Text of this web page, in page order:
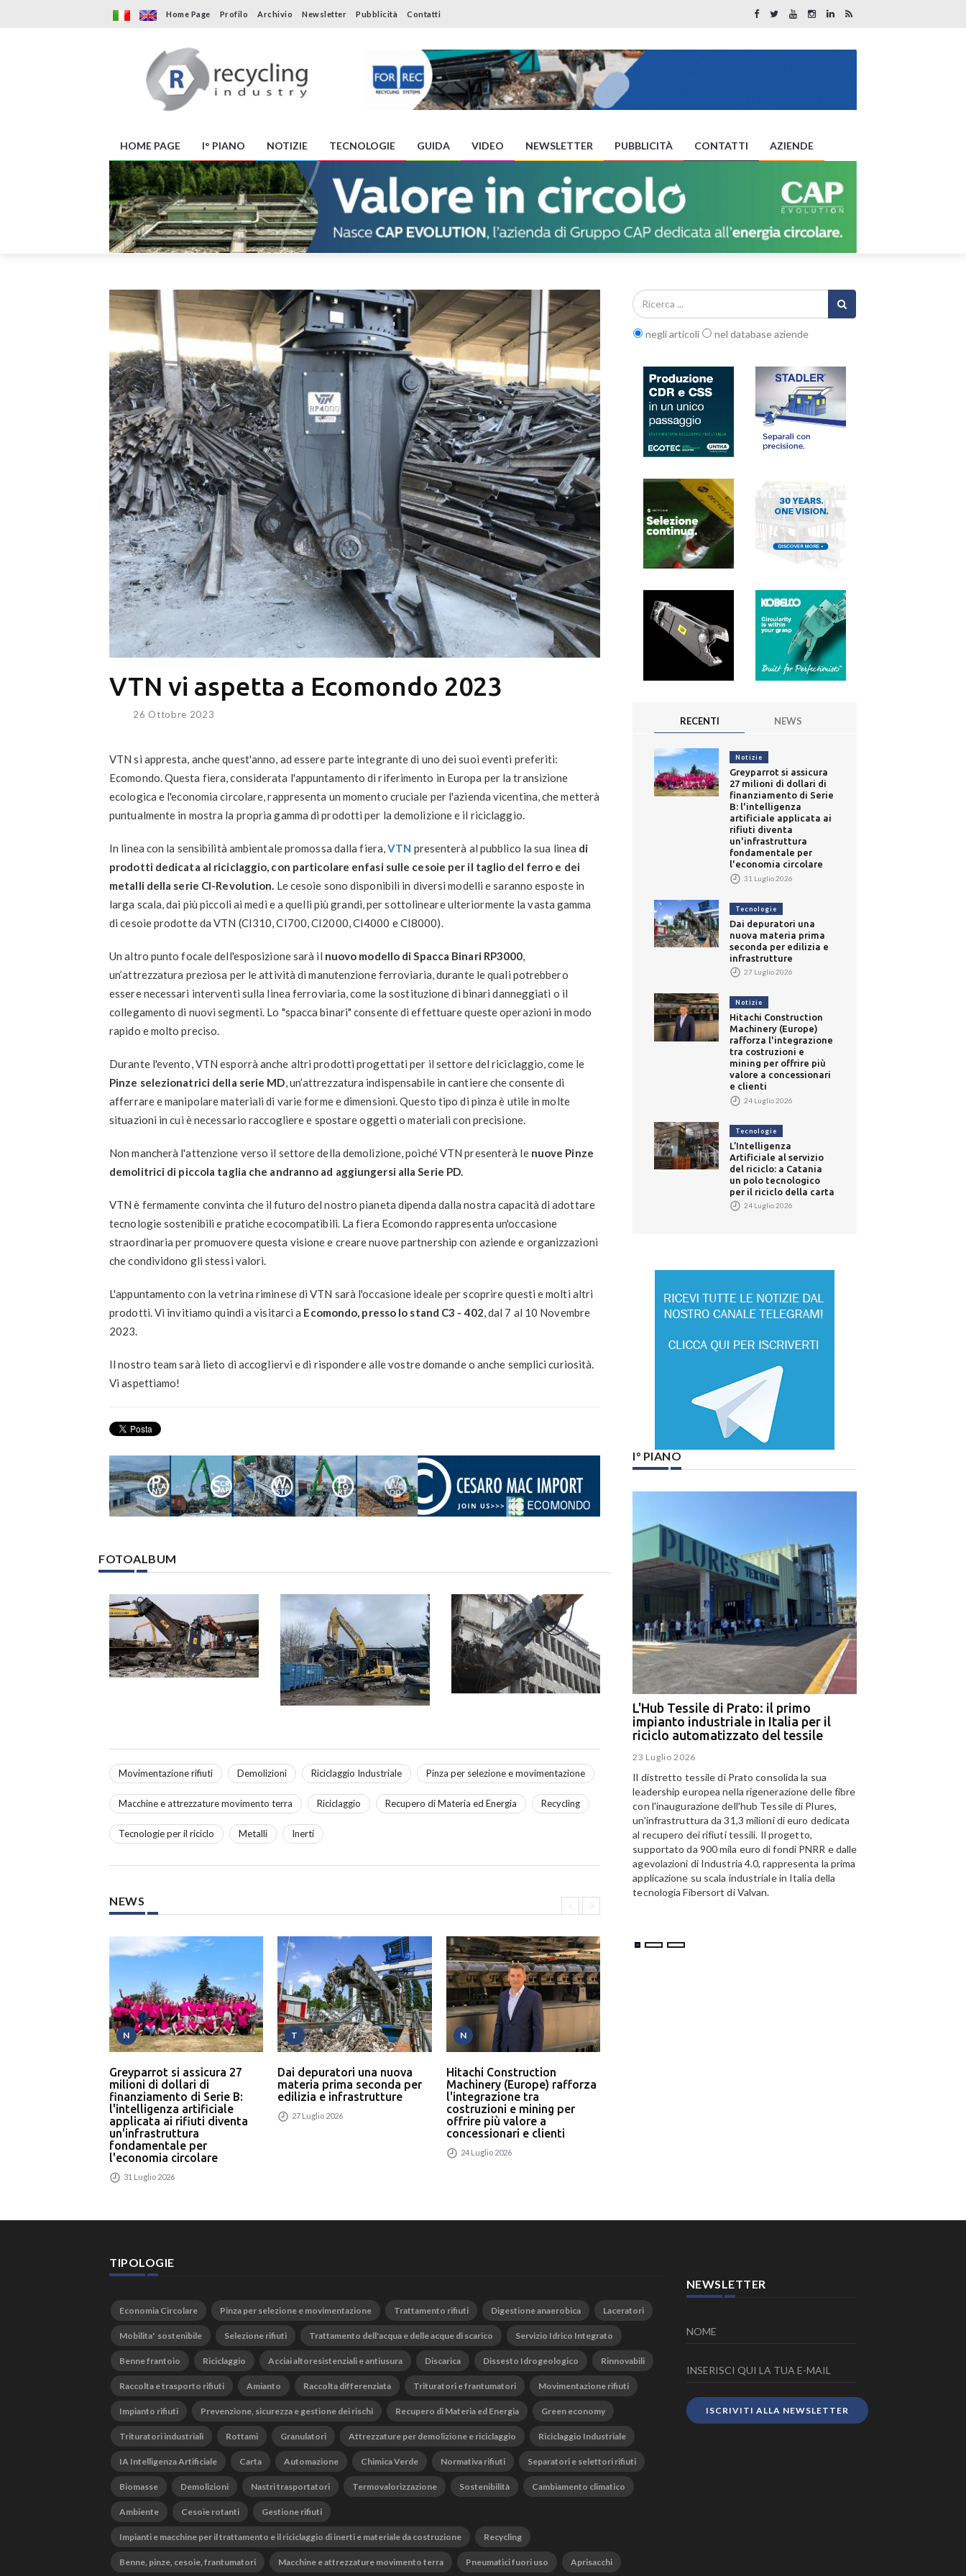
Home Page Profilo Archivio Newsletter Pubblicità Contatti
HOME PAGE I° PIANO NOTIZIE TECNOLOGIE GUIDA VIDEO NEWSLETTER PUBBLICITÀ CONTATTI AZIENDE
VTN vi aspetta a Ecomondo 2023
26 Ottobre 2023
VTN si appresta, anche quest'anno, ad essere parte integrante di uno dei suoi eventi preferiti:
Ecomondo. Questa fiera, considerata l'appuntamento di riferimento in Europa per la transizione
ecologica e l'economia circolare, rappresenta un momento cruciale per l'azienda vicentina, che metterà
puntualmente in mostra la propria gamma di prodotti per la demolizione e il riciclaggio.
In linea con la sensibilità ambientale promossa dalla fiera,VTN presenterà al pubblico la sua linea di
prodotti dedicata al riciclaggio, con particolare enfasi sulle cesoie per il taglio del ferro e dei
metalli della serie CI-Revolution. Le cesoie sono disponibili in diversi modelli e saranno esposte in
larga scala, dai più piccoli ai medi e a quelli più grandi, per sottolineare ulteriormente la vasta gamma
di cesoie prodotte da VTN (CI310, CI700, CI2000, CI4000 e CI8000).
Un altro punto focale dell'esposizione sarà il nuovo modello di Spacca Binari RP3000,
un’attrezzatura preziosa per le attività di manutenzione ferroviaria, durante le quali potrebbero
essere necessari interventi sulla linea ferroviaria, come la sostituzione di binari danneggiati o il
collegamento di nuovi segmenti. Lo "spacca binari" consente di effettuare queste operazioni in modo
rapido e molto preciso.
Durante l'evento, VTN esporrà anche altri prodotti progettati per il settore del riciclaggio, come le
Pinze selezionatrici della serie MD, un’attrezzatura indispensabile in cantiere che consente di
afferrare e manipolare materiali di varie forme e dimensioni. Questo tipo di pinza è utile in molte
situazioni in cui è necessario raccogliere e spostare oggetti o materiali con precisione.
Non mancherà l'attenzione verso il settore della demolizione, poiché VTN presenterà le nuove Pinze
demolitrici di piccola taglia che andranno ad aggiungersi alla Serie PD.
VTN è fermamente convinta che il futuro del nostro pianeta dipenda dalla nostra capacità di adottare
tecnologie sostenibili e pratiche ecocompatibili. La fiera Ecomondo rappresenta un'occasione
straordinaria per promuovere questa visione e creare nuove partnership con aziende e organizzazioni
che condividono gli stessi valori.
L'appuntamento con la vetrina riminese di VTN sarà l'occasione ideale per scoprire questi e molti altri
prodotti. Vi invitiamo quindi a visitarci a Ecomondo, presso lo stand C3 - 402, dal 7 al 10 Novembre
2023.
Il nostro team sarà lieto di accogliervi e di rispondere alle vostre domande o anche semplici curiosità.
Vi aspettiamo!
FOTOALBUM
Movimentazione rifiuti Demolizioni Riciclaggio Industriale Pinza per selezione e movimentazione
Macchine e attrezzature movimento terra Riciclaggio Recupero di Materia ed Energia Recycling
Tecnologie per il riciclo Metalli Inerti
NEWS
N
Greyparrot si assicura 27
milioni di dollari di
finanziamento di Serie B:
l'intelligenza artificiale
applicata ai rifiuti diventa
un'infrastruttura
fondamentale per
l'economia circolare
31 Luglio 2026
T
Dai depuratori una nuova
materia prima seconda per
edilizia e infrastrutture
27 Luglio 2026
N
Hitachi Construction
Machinery (Europe) rafforza
l'integrazione tra
costruzioni e mining per
offrire più valore a
concessionari e clienti
24 Luglio 2026
negli articoli nel database aziende
RECENTI NEWS
Notizie
Greyparrot si assicura
27 milioni di dollari di
finanziamento di Serie
B: l'intelligenza
artificiale applicata ai
rifiuti diventa
un'infrastruttura
fondamentale per
l'economia circolare
31 Luglio 2026
Tecnologie
Dai depuratori una
nuova materia prima
seconda per edilizia e
infrastrutture
27 Luglio 2026
Notizie
Hitachi Construction
Machinery (Europe)
rafforza l'integrazione
tra costruzioni e
mining per offrire più
valore a concessionari
e clienti
24 Luglio 2026
Tecnologie
L’Intelligenza
Artificiale al servizio
del riciclo: a Catania
un polo tecnologico
per il riciclo della carta
24 Luglio 2026
I° PIANO
L'Hub Tessile di Prato: il primo
impianto industriale in Italia per il
riciclo automatizzato del tessile
23 Luglio 2026
Il distretto tessile di Prato consolida la sua
leadership europea nella rigenerazione delle fibre
con l'inaugurazione dell'hub Tessile di Plures,
un'infrastruttura da 31,3 milioni di euro dedicata
al recupero dei rifiuti tessili. Il progetto,
supportato da 900 mila euro di fondi PNRR e dalle
agevolazioni di Industria 4.0, rappresenta la prima
applicazione su scala industriale in Italia della
tecnologia Fibersort di Valvan.
TIPOLOGIE
Economia Circolare Pinza per selezione e movimentazione Trattamento rifiuti Digestione anaerobica Laceratori
Mobilita' sostenibile Selezione rifiuti Trattamento dell'acqua e delle acque di scarico Servizio Idrico Integrato
Benne frantoio Riciclaggio Acciai altoresistenziali e antiusura Discarica Dissesto Idrogeologico Rinnovabili
Raccolta e trasporto rifiuti Amianto Raccolta differenziata Trituratori e frantumatori Movimentazione rifiuti
Impianto rifiuti Prevenzione, sicurezza e gestione dei rischi Recupero di Materia ed Energia Green economy
Trituratori industriali Rottami Granulatori Attrezzature per demolizione e riciclaggio Riciclaggio Industriale
IA Intelligenza Artificiale Carta Automazione Chimica Verde Normativa rifiuti Separatori e selettori rifiuti
Biomasse Demolizioni Nastri trasportatori Termovalorizzazione Sostenibilità Cambiamento climatico
Ambiente Cesoie rotanti Gestione rifiuti
Impianti e macchine per il trattamento e il riciclaggio di inerti e materiale da costruzione Recycling
Benne, pinze, cesoie, frantumatori Macchine e attrezzature movimento terra Pneumatici fuori uso Aprisacchi
NEWSLETTER
ISCRIVITI ALLA NEWSLETTER